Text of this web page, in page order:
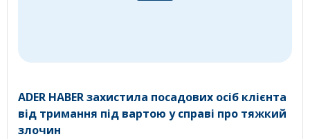
ADER HABER захистила посадових осіб клієнта
від тримання під вартою у справі про тяжкий
злочин